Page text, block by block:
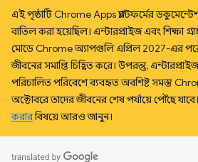
এই পৃষ্ঠাটি Chrome Apps প্ল্যাটফর্মের
বাতিল করা হয়েছিল। এন্টারপ্রাইজ এবং শিক্ষা
মোডে Chrome অ্যাপগুলি এপ্রিল 2027-এর
জীবনের সমাপ্তি চিহ্নিত করে। উপরন্তু, এন্টারপ্রাইজ
পরিচালিত পরিবেশে ব্যবহৃত অবশিষ্ট সমস্ত
অক্টোবরে তাদের জীবনের শেষ পর্যায়ে পৌঁছে
করারবিষয়ে আরও জানুন।